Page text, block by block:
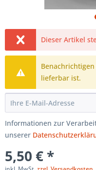
Dieser Artikel
lieferbar ist.
Informationen zur
unserer
5,50 € *